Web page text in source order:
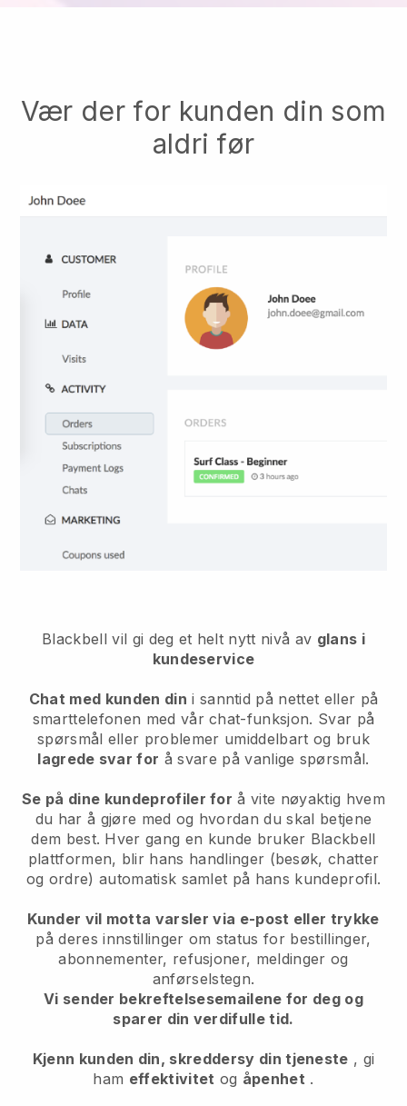
Vær der for kunden din som
aldri før
Blackbell vil gi deg et helt nytt nivå av glans i
kundeservice
Chat med kunden din i sanntid på nettet eller på
smarttelefonen med vår chat-funksjon. Svar på
spørsmål eller problemer umiddelbart og bruk
lagrede svar for å svare på vanlige spørsmål.
Se på dine kundeprofiler for å vite nøyaktig hvem
du har å gjøre med og hvordan du skal betjene
dem best. Hver gang en kunde bruker Blackbell
plattformen, blir hans handlinger (besøk, chatter
og ordre) automatisk samlet på hans kundeprofil.
Kunder vil motta varsler via e-post eller trykke
på deres innstillinger om status for bestillinger,
abonnementer, refusjoner, meldinger og
anførselstegn.
Vi sender bekreftelsesemailene for deg og
sparer din verdifulle tid.
Kjenn kunden din, skreddersy din tjeneste , gi
ham effektivitet og åpenhet .